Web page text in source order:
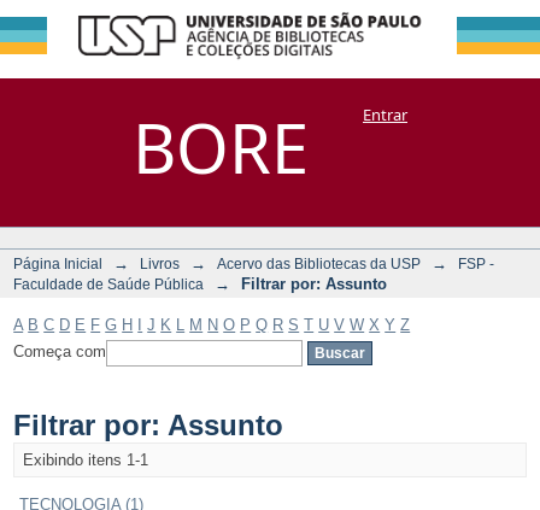
BORE
Filtrar por:
Assunto
DSpace/Manakin + CoriscoEntrar
Página Inicial → Livros → Acervo das Bibliotecas da USP →
FSP -
Faculdade de Saúde Pública
→ Filtrar por: Assunto
A B C D E F G H J K M N O P Q R S T U V W X Y Z
Começa com
Filtrar por: Assunto
Exibindo itens 1-1
TECNOLOGIA (1)